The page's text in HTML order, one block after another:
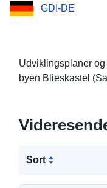
GDI-DE
Udviklingsplaner
byen Blieskastel
Sort